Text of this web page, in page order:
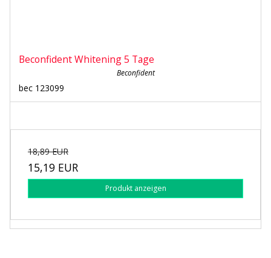
Beconfident Whitening 5 Tage
Beconfident
bec 123099
18,89 EUR
15,19 EUR
Produkt anzeigen